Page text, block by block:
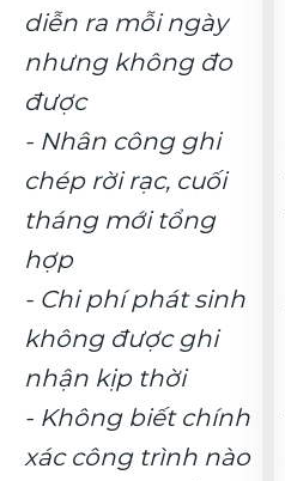
diễn ra mỗi ngày
nhưng không đo
được
- Nhân công ghi
chép rời rạc, cuối
tháng mới tổng
hợp
- Chi phí phát sinh
không được ghi
nhận kịp thời
- Không biết chính
xác công trình nào